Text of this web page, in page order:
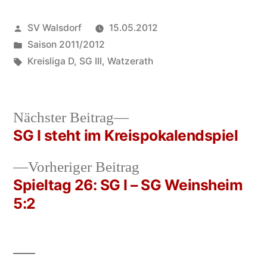
Veröffentlicht
von
SV Walsdorf
15.05.2012
Veröffentlicht
in
Saison 2011/2012
Schlagwörter:
Kreisliga D, SG III, Watzerath
Beitrags-
Navigation
Vorheriger Beitrag
Beitrag:
Spieltag 26: SG I – SG Weinsheim
5:2
Nächster Beitrag
Nächster
Beitrag:
SG I steht im Kreispokalendspiel